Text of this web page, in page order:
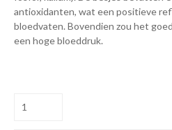
antioxidanten, wat een positieve
bloedvaten. Bovendien zou het
een hoge bloeddruk.